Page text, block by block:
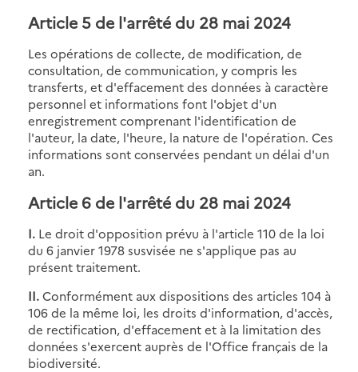
Article 5 de l'arrêté du 28 mai 2024
Les opérations de collecte, de modification, de
consultation, de communication, y compris les
transferts, et d'effacement des données à caractère
personnel et informations font l'objet d'un
enregistrement comprenant l'identification de
l'auteur, la date, l'heure, la nature de l'opération. Ces
informations sont conservées pendant un délai d'un
an.
Article 6 de l'arrêté du 28 mai 2024
I. Le droit d'opposition prévu à l'article 110 de la loi
du 6 janvier 1978 susvisée ne s'applique pas au
présent traitement.
II.Conformément aux dispositions des articles 104 à
106 de la même loi, les droits d'information, d'accès,
de rectification, d'effacement et à la limitation des
données s'exercent auprès de l'Office français de la
biodiversité.